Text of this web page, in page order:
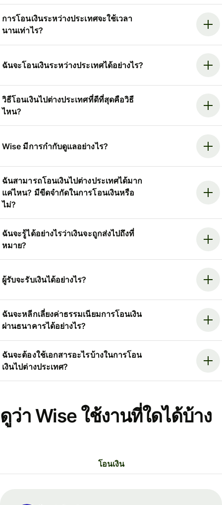
การโอนเงินระหว่างประเทศจะใช้เวลา
นานเท่าไร?
ฉันจะโอนเงินระหว่างประเทศได้อย่างไร?
วิธีโอนเงินไปต่างประเทศที่ดีที่สุดคือวิธี
ไหน?
Wise มีการกำกับดูแลอย่างไร?
ฉันสามารถโอนเงินไปต่างประเทศได้มาก
แค่ไหน? มีขีดจำกัดในการโอนเงินหรือ
ไม่?
ฉันจะรู้ได้อย่างไรว่าเงินจะถูกส่งไปถึงที่
หมาย?
ผู้รับจะรับเงินได้อย่างไร?
ฉันจะหลีกเลี่ยงค่าธรรมเนียมการโอนเงิน
ผ่านธนาคารได้อย่างไร?
ฉันจะต้องใช้เอกสารอะไรบ้างในการโอน
เงินไปต่างประเทศ?
ดูว่า Wise ใช้งานที่ใดได้บ้าง
โอนเงิน